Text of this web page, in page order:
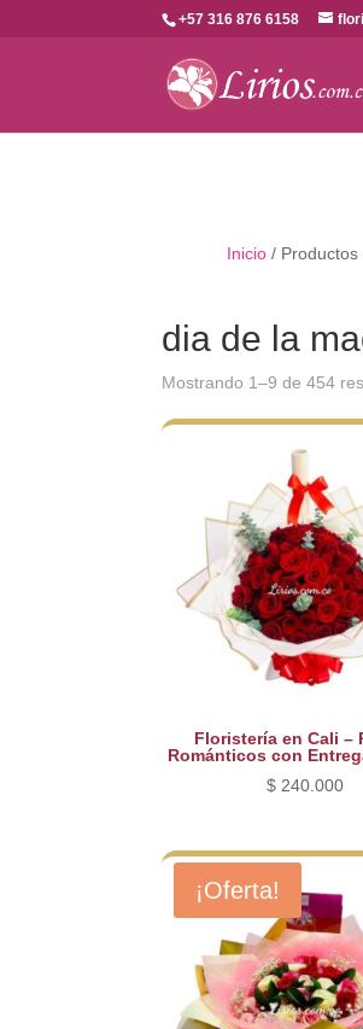
+57 316 876 6158
Inicio / Productos
dia de la
Mostrando 1–9 de 454
Floristería en Cali –
Románticos con
$240.000
¡Oferta!